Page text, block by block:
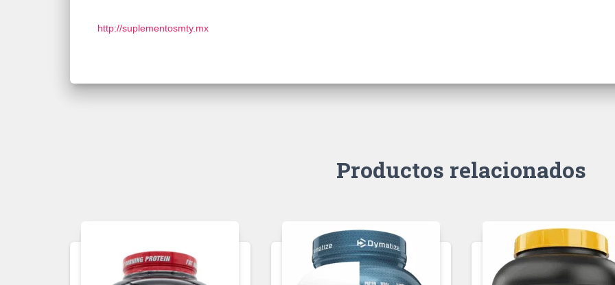
http://suplementosmty.mx
Productos relacionados